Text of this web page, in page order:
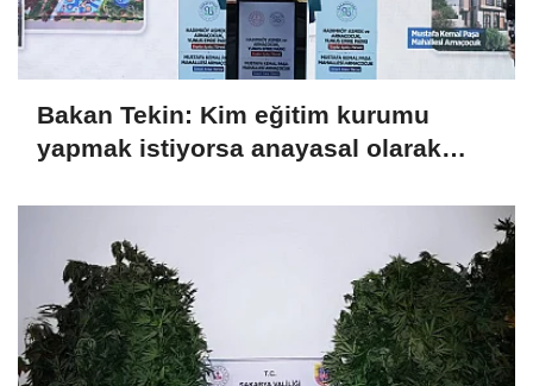
Bakan Tekin: Kim eğitim kurumu
yapmak istiyorsa anayasal olarak